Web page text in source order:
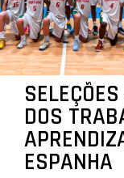
DOS
ESPANHA